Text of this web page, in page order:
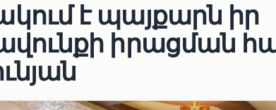
է պայքարն իր
իրացման